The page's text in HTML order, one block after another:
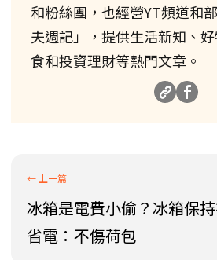
和粉絲團，也經營YT頻道和
夫週記」，提供生活新知、
食和投資理財等熱門文章。
冰箱是電費小偷？冰箱保
省電：不傷荷包